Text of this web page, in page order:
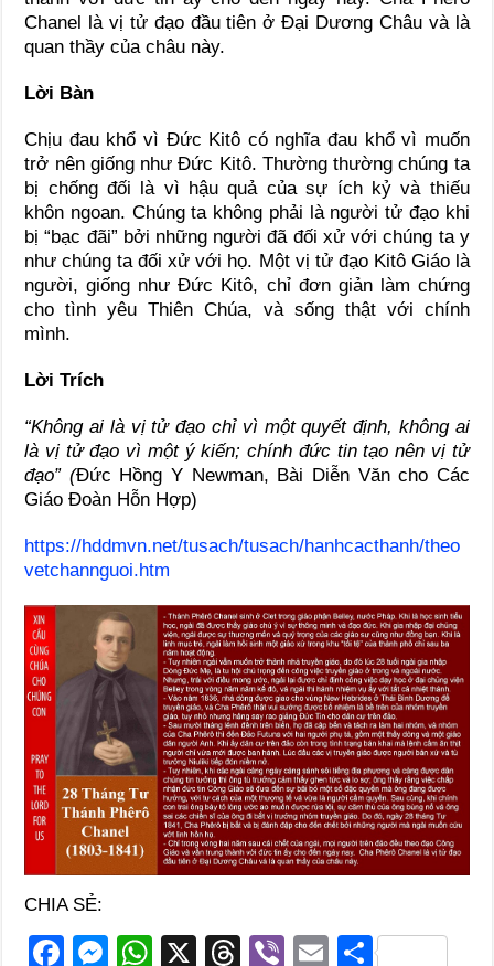
Chanel là vị tử đạo đầu tiên ở Ðại Dương Châu và là
quan thầy của châu này.
Lời Bàn
Chịu đau khổ vì Ðức Kitô có nghĩa đau khổ vì muốn
trở nên giống như Ðức Kitô. Thường thường chúng ta
bị chống đối là vì hậu quả của sự ích kỷ và thiếu
khôn ngoan. Chúng ta không phải là người tử đạo khi
bị “bạc đãi” bởi những người đã đối xử với chúng ta y
như chúng ta đối xử với họ. Một vị tử đạo Kitô Giáo là
người, giống như Ðức Kitô, chỉ đơn giản làm chứng
cho tình yêu Thiên Chúa, và sống thật với chính
mình.
Lời Trích
“Không ai là vị tử đạo chỉ vì một quyết định, không ai
là vị tử đạo vì một ý kiến; chính đức tin tạo nên vị tử
đạo” (Ðức Hồng Y Newman, Bài Diễn Văn cho Các
Giáo Ðoàn Hỗn Hợp)
https://hddmvn.net/tusach/tusach/hanhcacthanh/theo
vetchannguoi.htm
CHIA SẺ:
F M W X T Vi E S